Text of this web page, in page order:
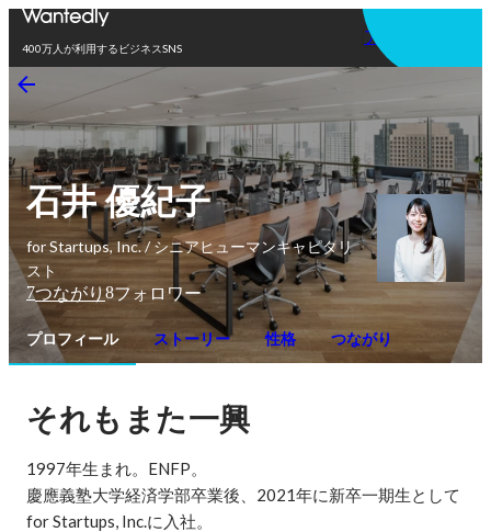
400万人が利用するビジネスSNS
アプリを使う
石井 優紀子
for Startups, Inc. / シニアヒューマンキャピタリ
スト
7つながり 8フォロワー
プロフィール ストーリー 性格 つながり
それもまた一興
1997年生まれ。ENFP。
慶應義塾大学経済学部卒業後、2021年に新卒一期生として
for Startups, Inc.に入社。